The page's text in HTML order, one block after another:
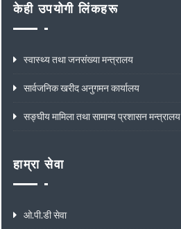
केही उपयोगी लिंकहरू
स्वास्थ्य तथा जनसंख्या मन्त्रालय
सार्वजनिक खरीद अनुगमन कार्यालय
सङ्घीय मामिला तथा सामान्य प्रशासन मन्त्रालय
हाम्रा सेवा
ओ.पी.डी सेवा